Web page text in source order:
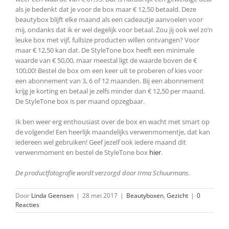
als je bedenkt dat je voor de box maar € 12,50 betaald. Deze
beautybox blijft elke maand als een cadeautje aanvoelen voor
mij, ondanks dat ik er wel degelijk voor betaal. Zou jij ook wel zo’n
leuke box met vijf, fullsize producten willen ontvangen? Voor
maar € 12,50 kan dat. De StyleTone box heeft een minimale
waarde van € 50,00, maar meestal ligt de waarde boven de €
100,00! Bestel de box om een keer uit te proberen of kies voor
een abonnement van 3, 6 of 12 maanden. Bij een abonnement
krijg je korting en betaal je zelfs minder dan € 12,50 per maand.
De StyleTone box is per maand opzegbaar.
Ik ben weer erg enthousiast over de box en wacht met smart op
de volgende! Een heerlijk maandelijks verwenmomentje, dat kan
iedereen wel gebruiken! Geef jezelf ook iedere maand dit
verwenmoment en bestel de StyleTone box hier.
De productfotografie wordt verzorgd door Irma Schuurmans.
Door Linda Geensen | 28 mei 2017 | Beautyboxen, Gezicht | 0
Reacties